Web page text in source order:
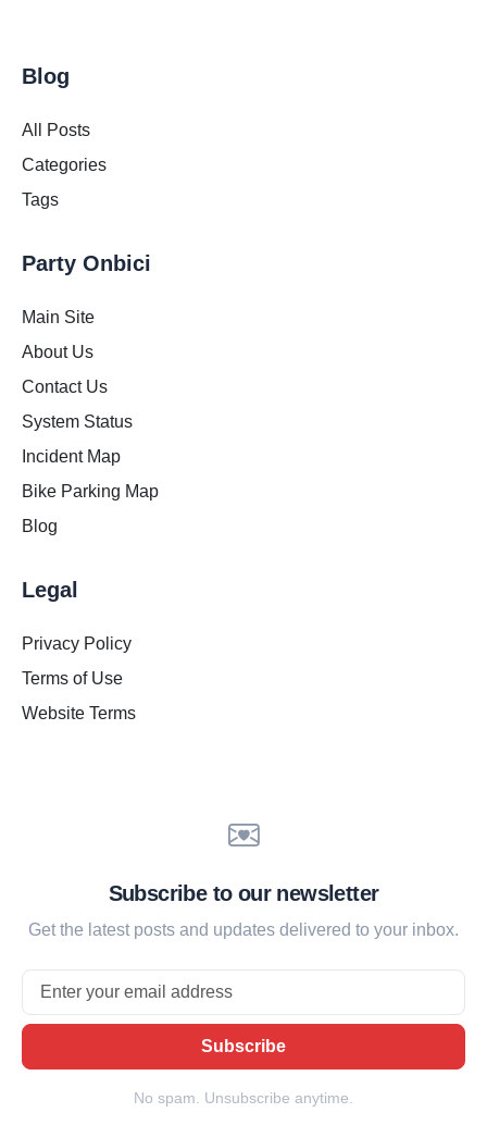
Blog
All Posts
Categories
Tags
Party Onbici
Main Site
About Us
Contact Us
System Status
Incident Map
Bike Parking Map
Blog
Legal
Privacy Policy
Terms of Use
Website Terms
Subscribe to our newsletter
Get the latest posts and updates delivered to your inbox.
Subscribe
No spam. Unsubscribe anytime.